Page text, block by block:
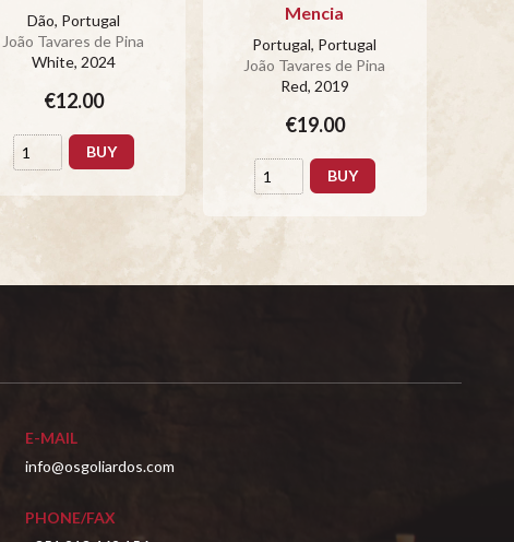
Dão, Portugal
João Tavares de Pina
White, 2024
€12.00
BUY
Mencia
Portugal, Portugal
João Tavares de Pina
Red, 2019
€19.00
BUY
E-MAIL
info@osgoliardos.com
PHONE/FAX